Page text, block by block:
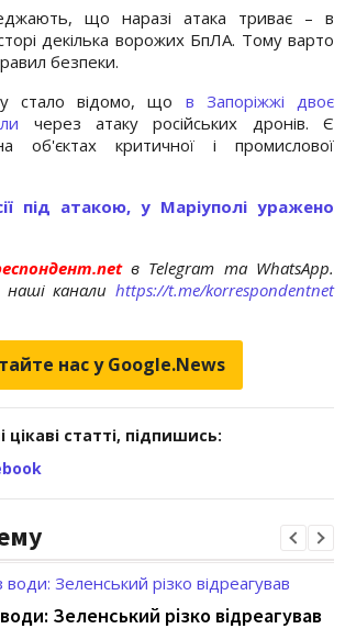
що наразі атака триває – в
декілька ворожих БпЛА. Тому варто
безпеки.
стало відомо, що в Запоріжжі двоє
через атаку російських дронів. Є
об'єктах критичної і промислової
під атакою, у Маріуполі уражено
в Telegram та WhatsApp.
наші канали https://t.me/korrespondentnet
нас у Google.News
цікаві статті, підпишись:
Зеленський різко відреагував